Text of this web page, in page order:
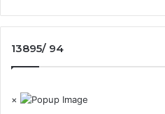
13895/ 94
×